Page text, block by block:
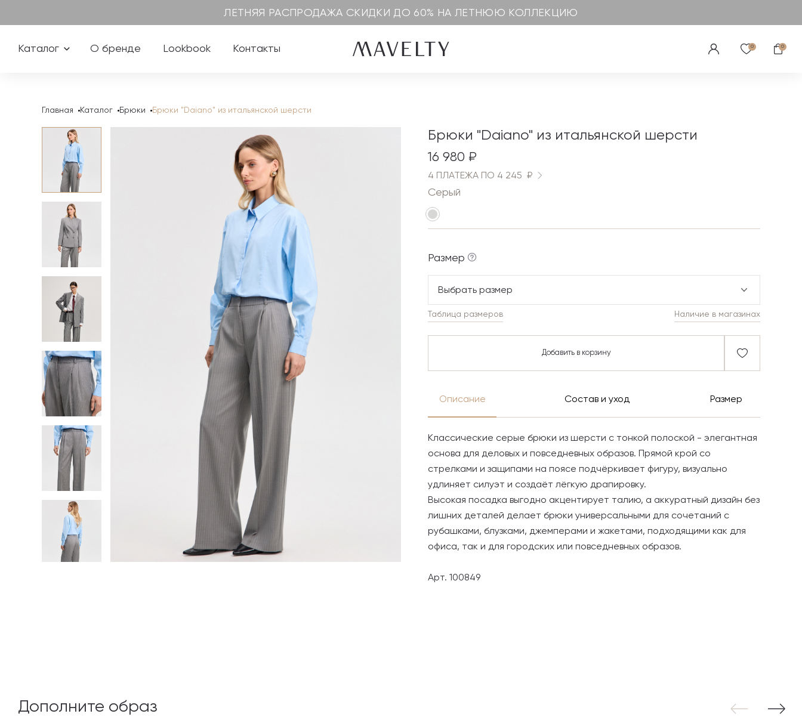
ЛЕТНЯЯ РАСПРОДАЖА СКИДКИ ДО 60% НА ЛЕТНЮЮ КОЛЛЕКЦИЮ
Каталог О бренде Lookbook Контакты 0 0
Главная Каталог Брюки Брюки "Daiano" из итальянской шерсти
Брюки "Daiano" из итальянской шерсти
16 980 ₽
4 ПЛАТЕЖА ПО 4 245 ₽
Серый
Размер
Выбрать размер
Таблица размеров Наличие в магазинах
Добавить в корзину
Описание Состав и уход Размер
Классические серые брюки из шерсти с тонкой полоской - элегантная
основа для деловых и повседневных образов. Прямой крой со
стрелками и защипами на поясе подчёркивает фигуру, визуально
удлиняет силуэт и создаёт лёгкую драпировку.
Высокая посадка выгодно акцентирует талию, а аккуратный дизайн без
лишних деталей делает брюки универсальными для сочетаний с
рубашками, блузками, джемперами и жакетами, подходящими как для
офиса, так и для городских или повседневных образов.
Арт. 100849
Дополните образ